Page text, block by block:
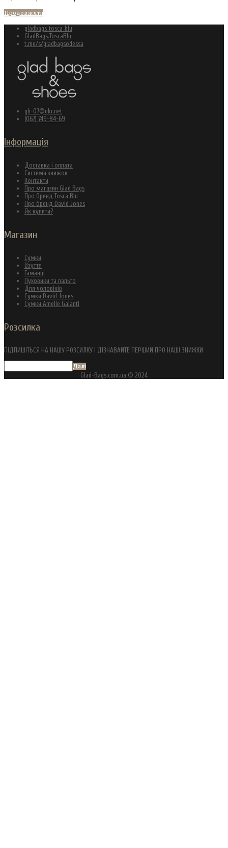
Продовжити
gladbags_tosca_blu
GladBags.ToscaBlu
t.me/s/gladbagsodessa
gb-07@ukr.net
(067) 749-84-69
Інформація
Доставка і оплата
Система знижок
Контакти
Про магазин Glad Bags
Про бренд Tosca Blu
Про бренд David Jones
Як купити?
Магазин
Сумки
Взуття
Гаманці
Пуховики та пальто
Для чоловіків
Сумки David Jones
Сумки Amelie Galanti
Розсилка
ПІДПИШІТЬСЯ НА НАШУ РОЗСИЛКУ І ДІЗНАВАЙТЕ ПЕРШИЙ ПРО НАШІ ЗНИЖКИ
Далі
Glad-Bags.com.ua © 2024